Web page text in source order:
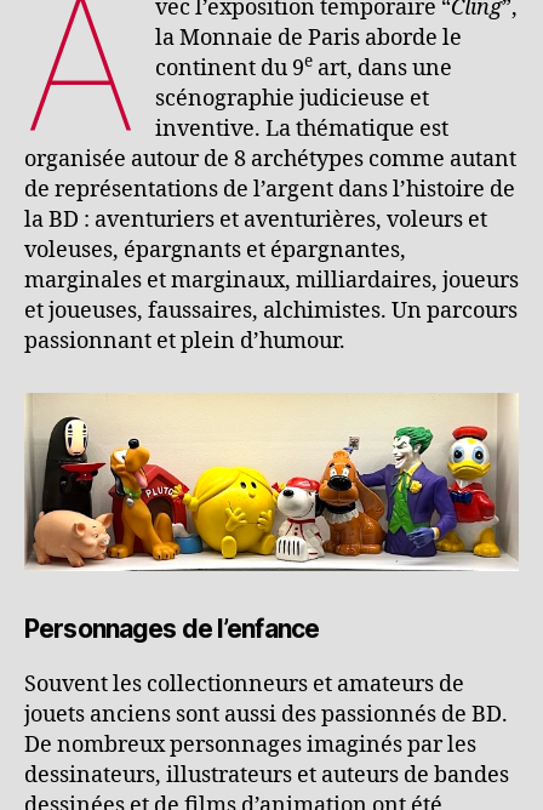
A vec l’exposition temporaire “Cling”,
la Monnaie de Paris aborde le
continent du 9e art, dans une
scénographie judicieuse et
inventive. La thématique est
organisée autour de 8 archétypes comme autant
de représentations de l’argent dans l’histoire de
la BD : aventuriers et aventurières, voleurs et
voleuses, épargnants et épargnantes,
marginales et marginaux, milliardaires, joueurs
et joueuses, faussaires, alchimistes. Un parcours
passionnant et plein d’humour.
Personnages de l’enfance
Souvent les collectionneurs et amateurs de
jouets anciens sont aussi des passionnés de BD.
De nombreux personnages imaginés par les
dessinateurs, illustrateurs et auteurs de bandes